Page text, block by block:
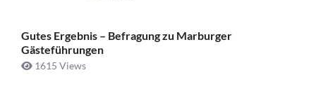
Gutes Ergebnis – Befragung zu Marburger
Gästeführungen
1615 Views